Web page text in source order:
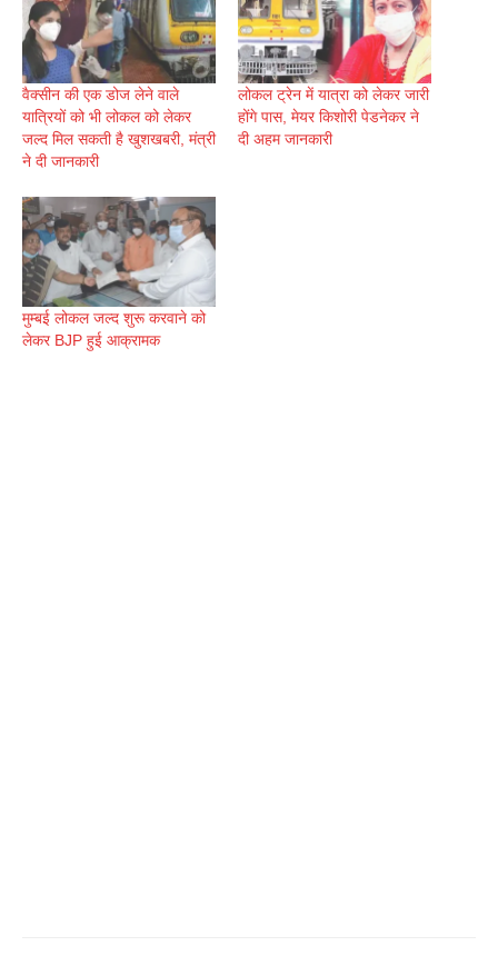
वैक्सीन की एक डोज लेने वाले
यात्रियों को भी लोकल को लेकर
जल्द मिल सकती है खुशखबरी, मंत्री
ने दी जानकारी
लोकल ट्रेन में यात्रा को लेकर जारी
होंगे पास, मेयर किशोरी पेडनेकर ने
दी अहम जानकारी
मुम्बई लोकल जल्द शुरू करवाने को
लेकर BJP हुई आक्रामक